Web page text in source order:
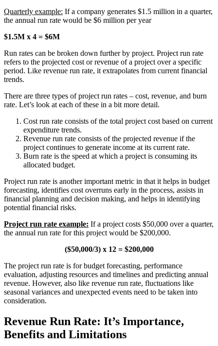
Quarterly example: If a company generates $1.5 million in a quarter,
the annual run rate would be $6 million per year
$1.5M x 4 = $6M
Run rates can be broken down further by project. Project run rate
refers to the projected cost or revenue of a project over a specific
period. Like revenue run rate, it extrapolates from current financial
trends.
There are three types of project run rates – cost, revenue, and burn
rate. Let’s look at each of these in a bit more detail.
Cost run rate consists of the total project cost based on current
expenditure trends.
Revenue run rate consists of the projected revenue if the
project continues to generate income at its current rate.
Burn rate is the speed at which a project is consuming its
allocated budget.
Project run rate is another important metric in that it helps in budget
forecasting, identifies cost overruns early in the process, assists in
financial planning and decision making, and helps in identifying
potential financial risks.
Project run rate example: If a project costs $50,000 over a quarter,
the annual run rate for this project would be $200,000.
($50,000/3) x 12 = $200,000
The project run rate is for budget forecasting, performance
evaluation, adjusting resources and timelines and predicting annual
revenue. However, also like revenue run rate, fluctuations like
seasonal variances and unexpected events need to be taken into
consideration.
Revenue Run Rate: It’s Importance,
Benefits and Limitations